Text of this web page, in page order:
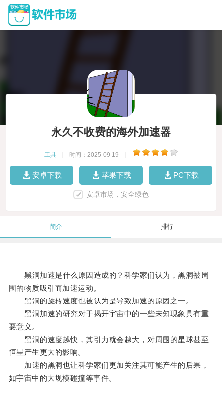
永久不收费的海外加速器
工具 时间：2025-09-19
安卓下载 苹果下载 PC下载
安卓市场，安全绿色
简介 排行
黑洞加速是什么原因造成的？科学家们认为，黑洞被周
围的物质吸引而加速运动。
黑洞的旋转速度也被认为是导致加速的原因之一。
黑洞加速的研究对于揭开宇宙中的一些未知现象具有重
要意义。
黑洞的速度越快，其引力就会越大，对周围的星球甚至
恒星产生更大的影响。
加速的黑洞也让科学家们更加关注其可能产生的后果，
如宇宙中的大规模碰撞等事件。